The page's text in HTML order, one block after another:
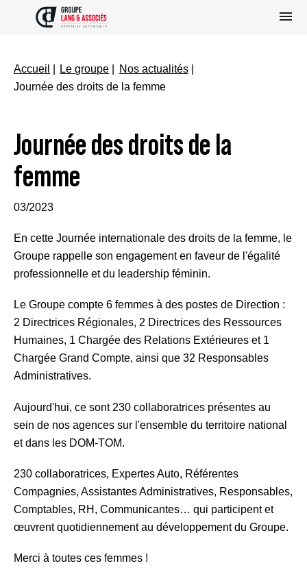
Accueil Le groupe
Nos actualités
Journée des droits de la femme
Journée des droits de la
femme
03/2023
En cette Journée internationale des droits de la femme, le
Groupe rappelle son engagement en faveur de l'égalité
professionnelle et du leadership féminin.
Le Groupe compte 6 femmes à des postes de Direction :
2 Directrices Régionales, 2 Directrices des Ressources
Humaines, 1 Chargée des Relations Extérieures et 1
Chargée Grand Compte, ainsi que 32 Responsables
Administratives.
Aujourd'hui, ce sont 230 collaboratrices présentes au
sein de nos agences sur l'ensemble du territoire national
et dans les DOM-TOM.
230 collaboratrices, Expertes Auto, Référentes
Compagnies, Assistantes Administratives, Responsables,
Comptables, RH, Communicantes… qui participent et
œuvrent quotidiennement au développement du Groupe.
Merci à toutes ces femmes !